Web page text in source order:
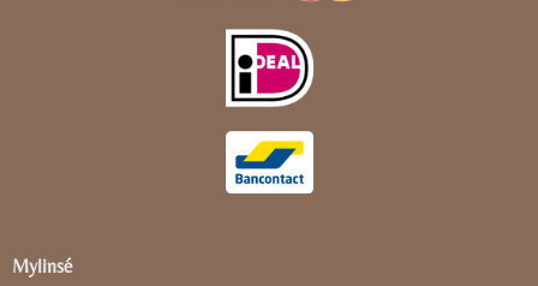
Mylinsé